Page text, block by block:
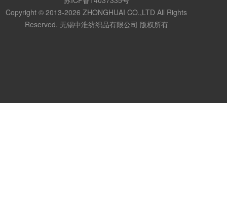
Copyright © 2013-2026 ZHONGHUAI CO.,LTD All Rights
Reserved. 无锡中淮纺织品有限公司 版权所有